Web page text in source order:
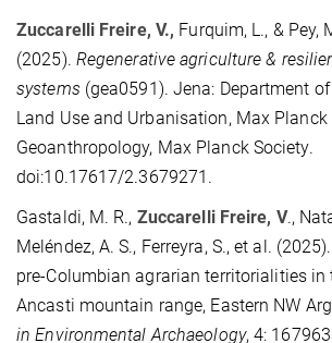
Zuccarelli Freire, V., Furquim, L., & Pey,
(2025). Regenerative agriculture &
systems (gea0591). Jena: Department
Land Use and Urbanisation, Max
Geoanthropology, Max Planck Society.
doi:10.17617/2.3679271.
Gastaldi, M. R., Zuccarelli Freire, V.,
Meléndez, A. S., Ferreyra, S., et al. (2025).
pre-Columbian agrarian territorialities in
Ancasti mountain range, Eastern NW
in Environmental Archaeology, 4: